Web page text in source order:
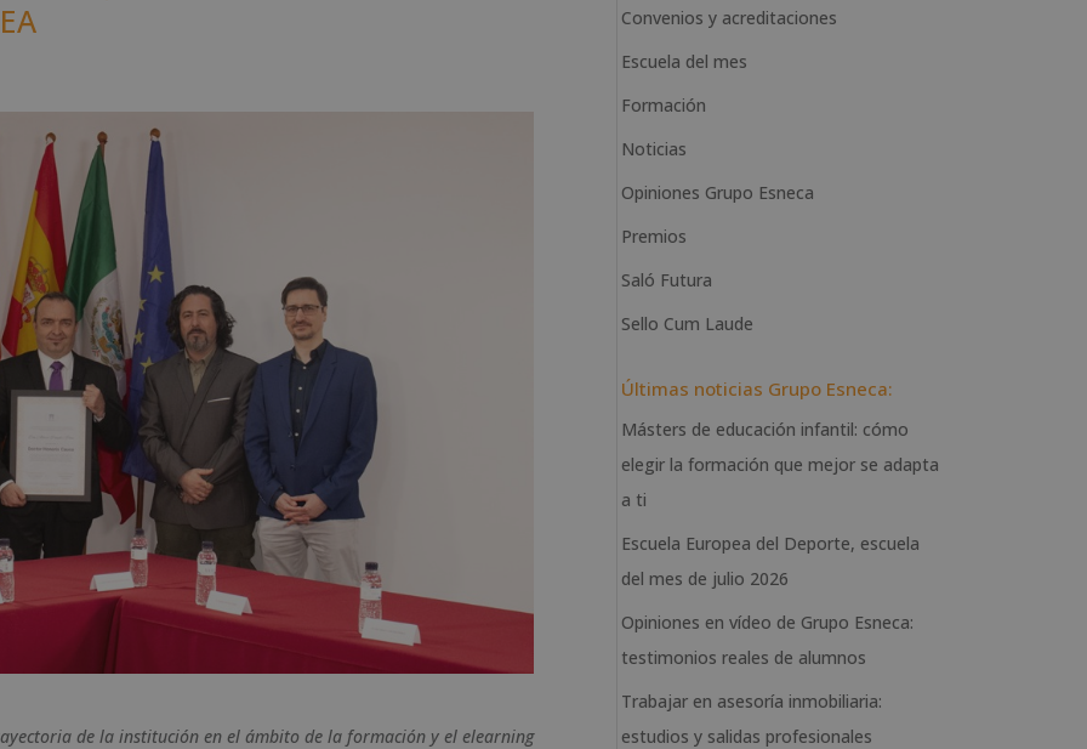
de la institución en el ámbito de la formación y el elearning
Convenios y acreditaciones
Escuela del mes
Formación
Noticias
Opiniones Grupo Esneca
Premios
Saló Futura
Sello Cum Laude
Últimas noticias Grupo Esneca:
Másters de educación infantil: cómo
elegir la formación que mejor se adapta
a ti
Escuela Europea del Deporte, escuela
del mes de julio 2026
Opiniones en vídeo de Grupo Esneca:
testimonios reales de alumnos
Trabajar en asesoría inmobiliaria:
estudios y salidas profesionales